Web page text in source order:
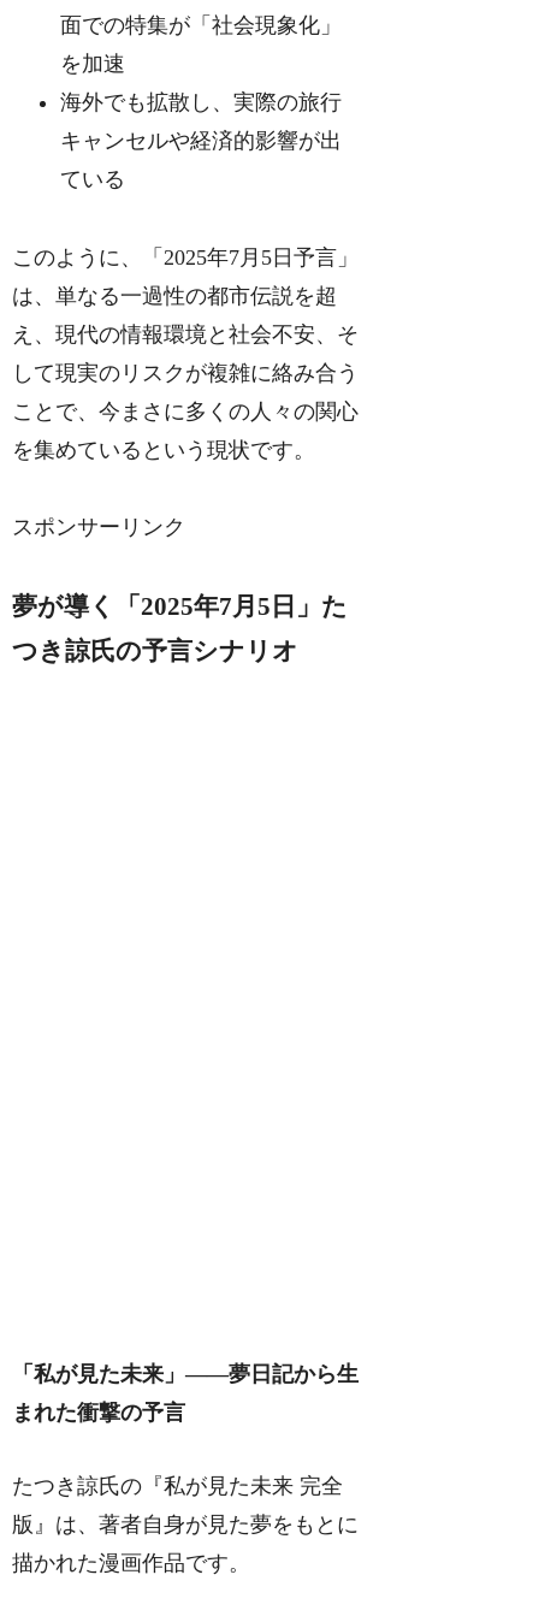
面での特集が「社会現象化」
を加速
海外でも拡散し、実際の旅行
キャンセルや経済的影響が出
ている
このように、「2025年7月5日予言」
は、単なる一過性の都市伝説を超
え、現代の情報環境と社会不安、そ
して現実のリスクが複雑に絡み合う
ことで、今まさに多くの人々の関心
を集めているという現状です。
スポンサーリンク
夢が導く「2025年7月5日」た
つき諒氏の予言シナリオ
「私が見た未来」――夢日記から生
まれた衝撃の予言
たつき諒氏の『私が見た未来 完全
版』は、著者自身が見た夢をもとに
描かれた漫画作品です。